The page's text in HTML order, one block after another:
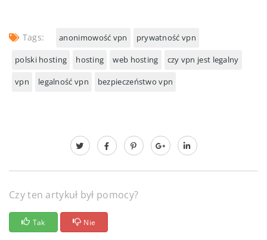
Tags: anonimowość vpn prywatność vpn
polski hosting hosting web hosting czy vpn jest legalny
vpn legalność vpn bezpieczeństwo vpn
Czy ten artykuł był pomocy?
Tak Nie